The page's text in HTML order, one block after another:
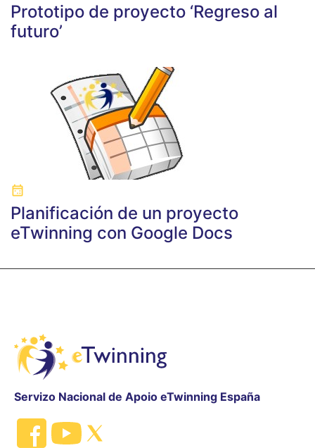
Prototipo de proyecto ‘Regreso al
futuro’
Planificación de un proyecto
eTwinning con Google Docs
Servizo Nacional de Apoio eTwinning España